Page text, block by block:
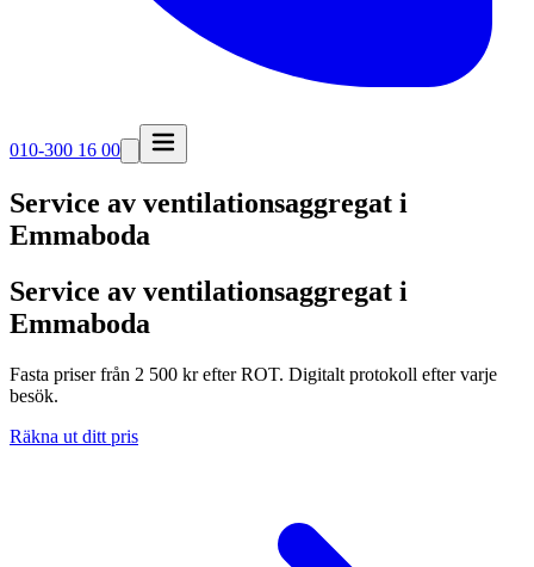
010-300 16 00
Service av ventilationsaggregat i
Emmaboda
Service av ventilationsaggregat i
Emmaboda
Fasta priser från 2 500 kr efter ROT. Digitalt protokoll efter varje
besök.
Räkna ut ditt pris